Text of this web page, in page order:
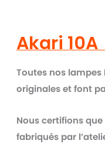
Akari 10A
Toutes nos lampes
originales et font
Nous certifions
fabriqués par